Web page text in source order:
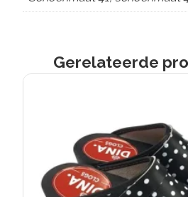
Gerelateerde